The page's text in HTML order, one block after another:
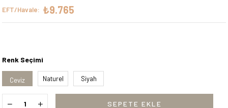
EFT/Havale: ₺9.765
Renk Seçimi
Ceviz Naturel Siyah